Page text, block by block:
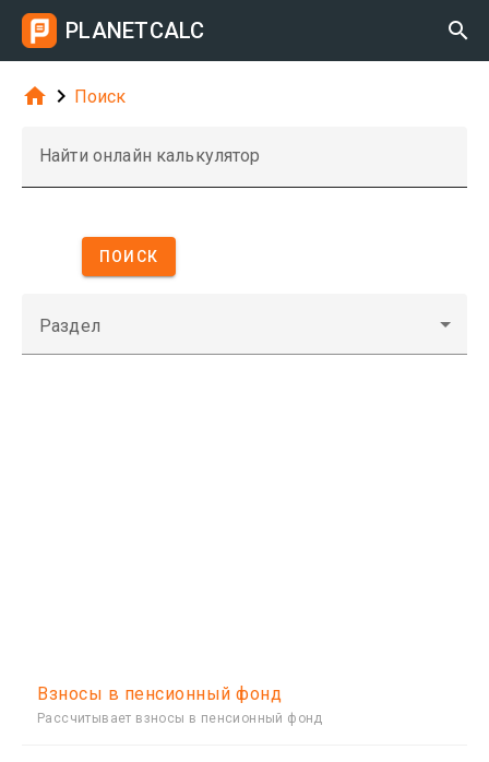
PLANETCALC 
  Поиск
Найти онлайн калькулятор
ПОИСК
Раздел
Взносы в пенсионный фонд
Рассчитывает взносы в пенсионный фонд